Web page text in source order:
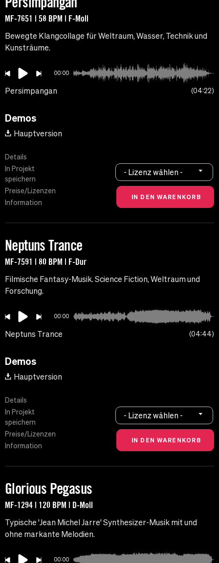
MF-7651 | 58 BPM | F-Moll
Bewegte Klangcollage für Weltraum, Wasser, Technik und
Kunsträume.
00:00
Persimpangan 04:22
Demos
Hauptversion
Details
In Projekt
speichern
Preise/Lizenzen
Information
- Lizenz wählen -
Neptuns Trance
MF-7591 | 80 BPM | F-Dur
Filmische Fantasy-Musik. Science Fiction, Weltraum und
Forschung.
00:00
Neptuns Trance 04:44
Demos
Hauptversion
Details
In Projekt
speichern
Preise/Lizenzen
Information
- Lizenz wählen -
Glorious Pegasus
MF-1294 | 120 BPM | D-Moll
Typische 'Jean Michel Jarre' Synthesizer-Musik mit und
ohne markante Melodien.
00:00